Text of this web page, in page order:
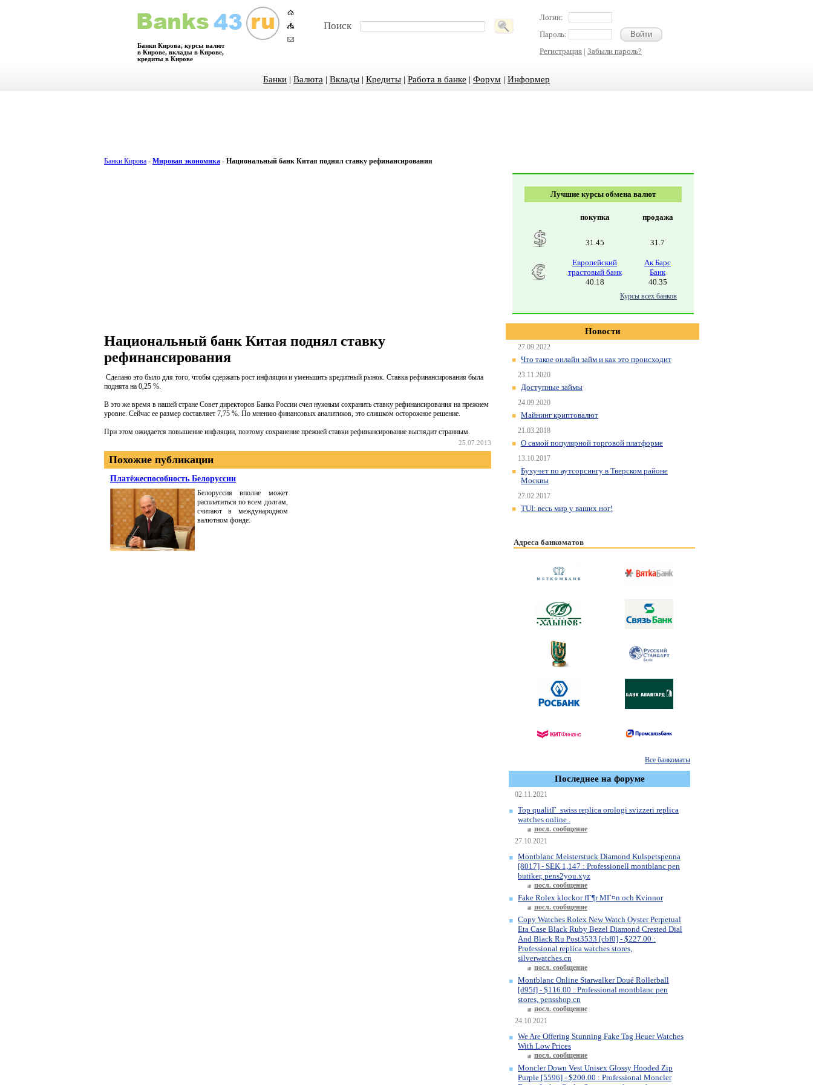
Банки Кирова, курсы валют
в Кирове, вклады в Кирове,
кредиты в Кирове
Поиск
Логин:
Пароль:
Регистрация | Забыли пароль?
Банки | Валюта | Вклады | Кредиты | Работа в банке | Форум | Информер
Банки Кирова - Мировая экономика - Национальный банк Китая поднял ставку рефинансирования
Национальный банк Китая поднял ставку
рефинансирования
Сделано это было для того, чтобы сдержать рост инфляции и уменьшить кредитный рынок. Ставка рефинансирования была
поднята на 0,25 %.
В это же время в нашей стране Совет директоров Банка России счел нужным сохранить ставку рефинансирования на прежнем
уровне. Сейчас ее размер составляет 7,75 %. По мнению финансовых аналитиков, это слишком осторожное решение.
При этом ожидается повышение инфляции, поэтому сохранение прежней ставки рефинансирование выглядит странным.
25.07.2013
Похожие публикации
Платёжеспособность Белоруссии
Белоруссия вполне может
расплатиться по всем долгам,
считают в международном
валютном фонде.
Лучшие курсы обмена валют
покупка продажа
31.45 31.7
Европейский
трастовый банк
40.18
Ак Барс
Банк
40.35
Курсы всех банков
Новости
27.09.2022
Что такое онлайн займ и как это происходит
23.11.2020
Доступные займы
24.09.2020
Майнинг криптовалют
21.03.2018
О самой популярной торговой платформе
13.10.2017
Бухучет по аутсорсингу в Тверском районе
Москвы
27.02.2017
TUI: весь мир у ваших ног!
Адреса банкоматов
Все банкоматы
Последнее на форуме
02.11.2021
Top qualitГ swiss replica orologi svizzeri replica
watches online .
посл. сообщение
27.10.2021
Montblanc Meisterstuck Diamond Kulspetspenna
[8017] - SEK 1,147 : Professionell montblanc pen
butiker, pens2you.xyz
посл. сообщение
Fake Rolex klockor fГ¶r MГ¤n och Kvinnor
посл. сообщение
Copy Watches Rolex New Watch Oyster Perpetual
Eta Case Black Ruby Bezel Diamond Crested Dial
And Black Ru Post3533 [cbf0] - $227.00 :
Professional replica watches stores,
silverwatches.cn
посл. сообщение
Montblanc Online Starwalker Doué Rollerball
[d95f] - $116.00 : Professional montblanc pen
stores, pensshop.cn
посл. сообщение
24.10.2021
We Are Offering Stunning Fake Tag Heuer Watches
With Low Prices
посл. сообщение
Moncler Down Vest Unisex Glossy Hooded Zip
Purple [5596] - $200.00 : Professional Moncler